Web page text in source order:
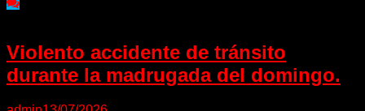
Violento accidente de tránsito
durante la madrugada del domingo.